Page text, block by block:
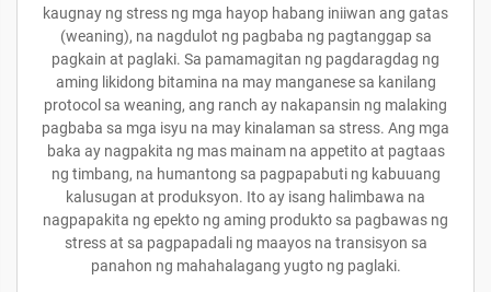
kaugnay ng stress ng mga hayop habang iniiwan ang gatas
(weaning), na nagdulot ng pagbaba ng pagtanggap sa
pagkain at paglaki. Sa pamamagitan ng pagdaragdag ng
aming likidong bitamina na may manganese sa kanilang
protocol sa weaning, ang ranch ay nakapansin ng malaking
pagbaba sa mga isyu na may kinalaman sa stress. Ang mga
baka ay nagpakita ng mas mainam na appetito at pagtaas
ng timbang, na humantong sa pagpapabuti ng kabuuang
kalusugan at produksyon. Ito ay isang halimbawa na
nagpapakita ng epekto ng aming produkto sa pagbawas ng
stress at sa pagpapadali ng maayos na transisyon sa
panahon ng mahahalagang yugto ng paglaki.